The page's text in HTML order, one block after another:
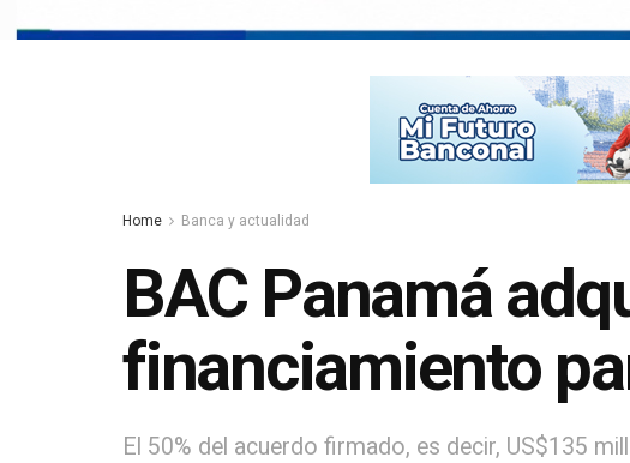
Home Banca y actualidad
BAC Panamá
financiamiento
El 50% del acuerdo firmado, es decir, US$135